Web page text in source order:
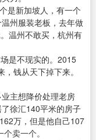
是新加坡人，有一个
州服装老板，去年做
温州不敢买，杭州有
是不现实的。2015
钱从天下掉下来。
主想降价处理老房
徐汇140平米的房子
万，但是他自己107
卖一个。